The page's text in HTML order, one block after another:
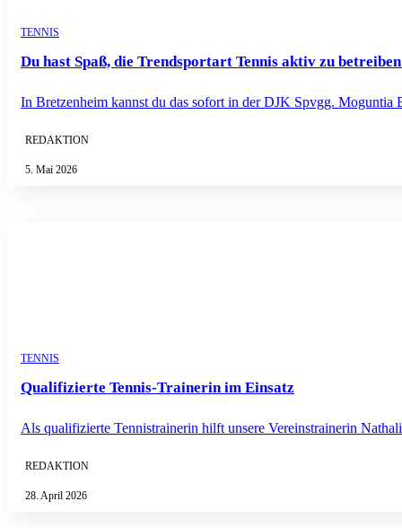
TENNIS
Du hast Spaß, die Trendsportart Tennis aktiv zu
In Bretzenheim kannst du das sofort in der DJK Spvgg. Moguntia
REDAKTION
5. Mai 2026
TENNIS
Qualifizierte Tennis-Trainerin im Einsatz
Als qualifizierte Tennistrainerin hilft unsere Vereinstrainerin
REDAKTION
28. April 2026